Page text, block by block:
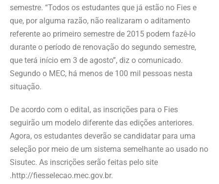
semestre. “Todos os estudantes que já estão no Fies e
que, por alguma razão, não realizaram o aditamento
referente ao primeiro semestre de 2015 podem fazê-lo
durante o período de renovação do segundo semestre,
que terá início em 3 de agosto”, diz o comunicado.
Segundo o MEC, há menos de 100 mil pessoas nesta
situação.
De acordo com o edital, as inscrições para o Fies
seguirão um modelo diferente das edições anteriores.
Agora, os estudantes deverão se candidatar para uma
seleção por meio de um sistema semelhante ao usado no
Sisutec. As inscrições serão feitas pelo site
.http://fiesselecao.mec.gov.br.